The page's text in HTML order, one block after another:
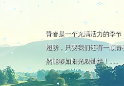
青春是一个充满活力的季
翅膀，只要我们还有一颗
然能够如阳光般灿烂！......